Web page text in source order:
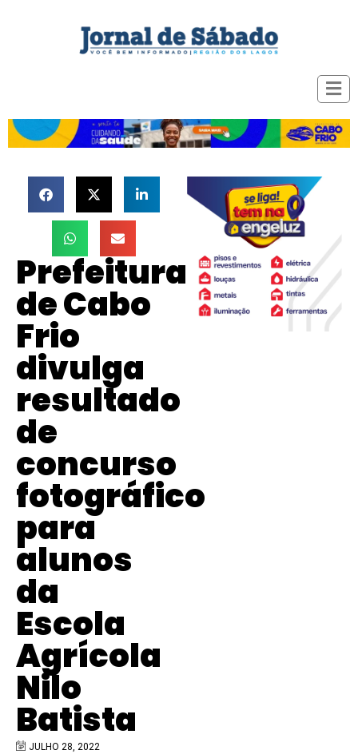
Prefeitura
de Cabo
Frio
divulga
resultado
de
concurso
fotográfico
para
alunos
da
Escola
Agrícola
Nilo
Batista
JULHO 28, 2022